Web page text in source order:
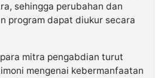
sehingga perubahan dan
program dapat diukur secara
mitra pengabdian turut
mengenai kebermanfaatan